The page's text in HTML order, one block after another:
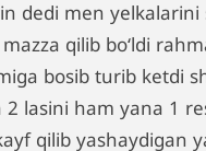
dedi men yelkalarini
qilib boʻldi
bosib turib ketdi
2 lasini ham yana 1
qilib yashaydigan